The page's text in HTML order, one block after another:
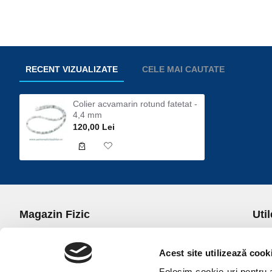
Acest site utilizează
RECENT VIZUALIZATE CELE MAI CAUTATE
Colier acvamarin rotund fatetat -
4,4 mm
120,00 Lei
Magazin Fizic
office@universulcristalelor.ro